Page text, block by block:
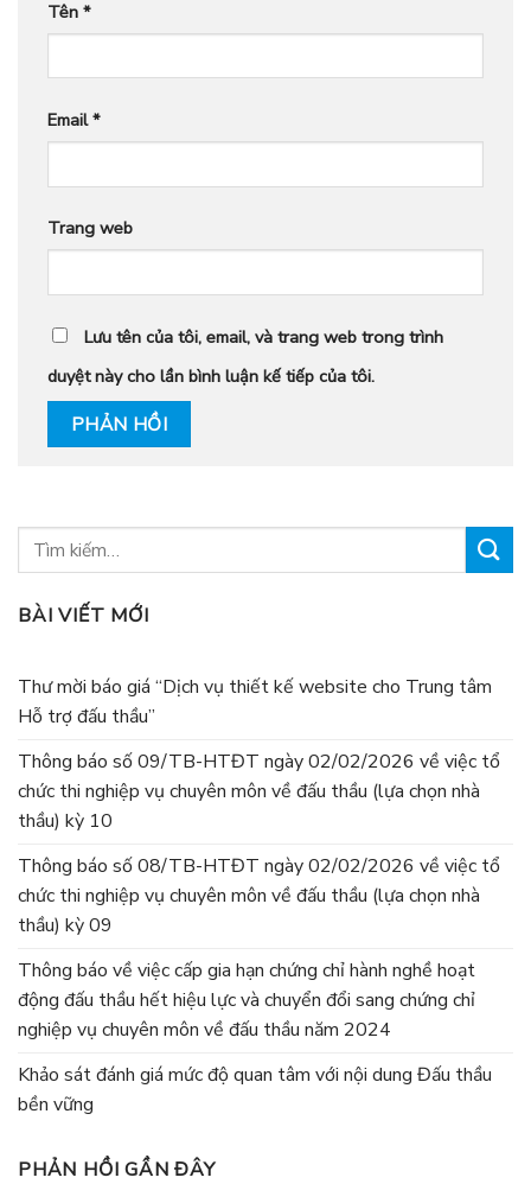
Tên *
Email*
Trang web
Lưu tên của tôi, email, và trang web trong trình
duyệt này cho lần bình luận kế tiếp của tôi.
BÀI VIẾT MỚI
Thư mời báo giá “Dịch vụ thiết kế website cho Trung tâm
Hỗ trợ đấu thầu”
Thông báo số 09/TB-HTĐT ngày 02/02/2026 về việc tổ
chức thi nghiệp vụ chuyên môn về đấu thầu (lựa chọn nhà
thầu) kỳ 10
Thông báo số 08/TB-HTĐT ngày 02/02/2026 về việc tổ
chức thi nghiệp vụ chuyên môn về đấu thầu (lựa chọn nhà
thầu) kỳ 09
Thông báo về việc cấp gia hạn chứng chỉ hành nghề hoạt
động đấu thầu hết hiệu lực và chuyển đổi sang chứng chỉ
nghiệp vụ chuyên môn về đấu thầu năm 2024
Khảo sát đánh giá mức độ quan tâm với nội dung Đấu thầu
bền vững
PHẢN HỒI GẦN ĐÂY